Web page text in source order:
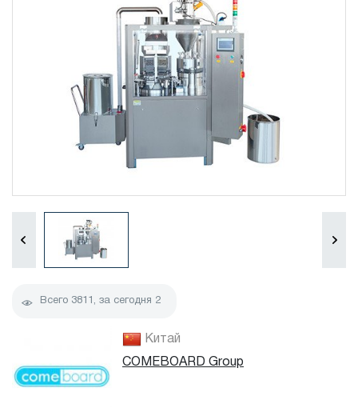
Всего 3811 , за сегодня 2
Китай
COMEBOARD Group